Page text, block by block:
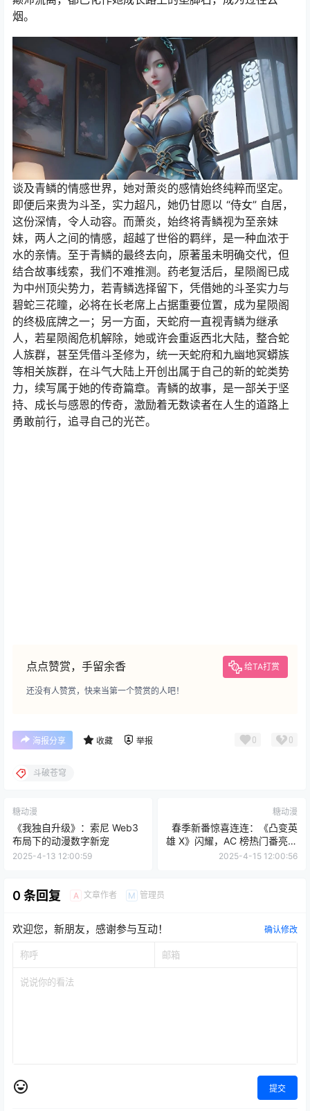
烟。
谈及青鳞的情感世界，她对萧炎的感情始终纯粹而坚定。
即便后来贵为斗圣，实力超凡，她仍甘愿以 “侍女” 自居，
这份深情，令人动容。而萧炎，始终将青鳞视为至亲妹
妹，两人之间的情感，超越了世俗的羁绊，是一种血浓于
水的亲情。至于青鳞的最终去向，原著虽未明确交代，但
结合故事线索，我们不难推测。药老复活后，星陨阁已成
为中州顶尖势力，若青鳞选择留下，凭借她的斗圣实力与
碧蛇三花瞳，必将在长老席上占据重要位置，成为星陨阁
的终极底牌之一；另一方面，天蛇府一直视青鳞为继承
人，若星陨阁危机解除，她或许会重返西北大陆，整合蛇
人族群，甚至凭借斗圣修为，统一天蛇府和九幽地冥蟒族
等相关族群，在斗气大陆上开创出属于自己的新的蛇类势
力，续写属于她的传奇篇章。青鳞的故事，是一部关于坚
持、成长与感恩的传奇，激励着无数读者在人生的道路上
勇敢前行，追寻自己的光芒。
点点赞赏，手留余香 给TA打赏
还没有人赞赏，快来当第一个赞赏的人吧！
海报分享 收藏 举报 0 0
斗破苍穹
糖动漫
《我独自升级》：索尼 Web3
布局下的动漫数字新宠
糖动漫
春季新番惊喜连连：《凸变英
雄 X》闪耀，AC 榜热门番亮点
大赏
0 条回复 文章作者 M 管理员
欢迎您，新朋友，感谢参与互动！ 确认修改
提交